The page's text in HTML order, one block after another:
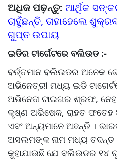
ଅଧିକ ପଢ଼ନ୍ତୁ: ଆର୍ଥିକ
ଚାହୁଁଛନ୍ତି, ତାହାହେଲେ
ଗୁପ୍ତ ଉପାୟ
ଇଡିର ଟାର୍ଗେଟରେ ବଲିଉଡ :-
ବର୍ତ୍ତମାନ ବଲିଉଡର ଅନେକ
ଅଭିନେତ୍ରୀ ମଧ୍ୟ ଇଡି
ଅଭିନେତା ଟାଇଗର ଶ୍ରଫ,
କୃଷ୍ଣ ଅଭିଷେକ, ରାହତ ଫତେହ
ଏବଂ ଅନ୍ୟମାନେ ଅଛନ୍ତି ।
ଅସଲମଙ୍କ ନାମ ମଧ୍ୟ
କୁହାଯାଉଛି ଯେ ବଲିଉଡର ୧୪